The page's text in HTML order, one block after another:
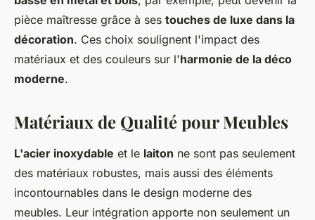
pièce maîtresse grâce à ses touches de luxe dans la
décoration. Ces choix soulignent l'impact des
matériaux et des couleurs sur l'harmonie de la déco
moderne.
Matériaux de Qualité pour Meubles
L'acier inoxydable et le laiton ne sont pas seulement
des matériaux robustes, mais aussi des éléments
incontournables dans le design moderne des
meubles. Leur intégration apporte non seulement un